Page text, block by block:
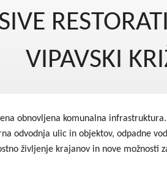
Dogodki
Fotogalerija in videi
VIPAVSKI
obnovljena komunalna
odvodnja ulic in objektov, odpadne
življenje krajanov in nove